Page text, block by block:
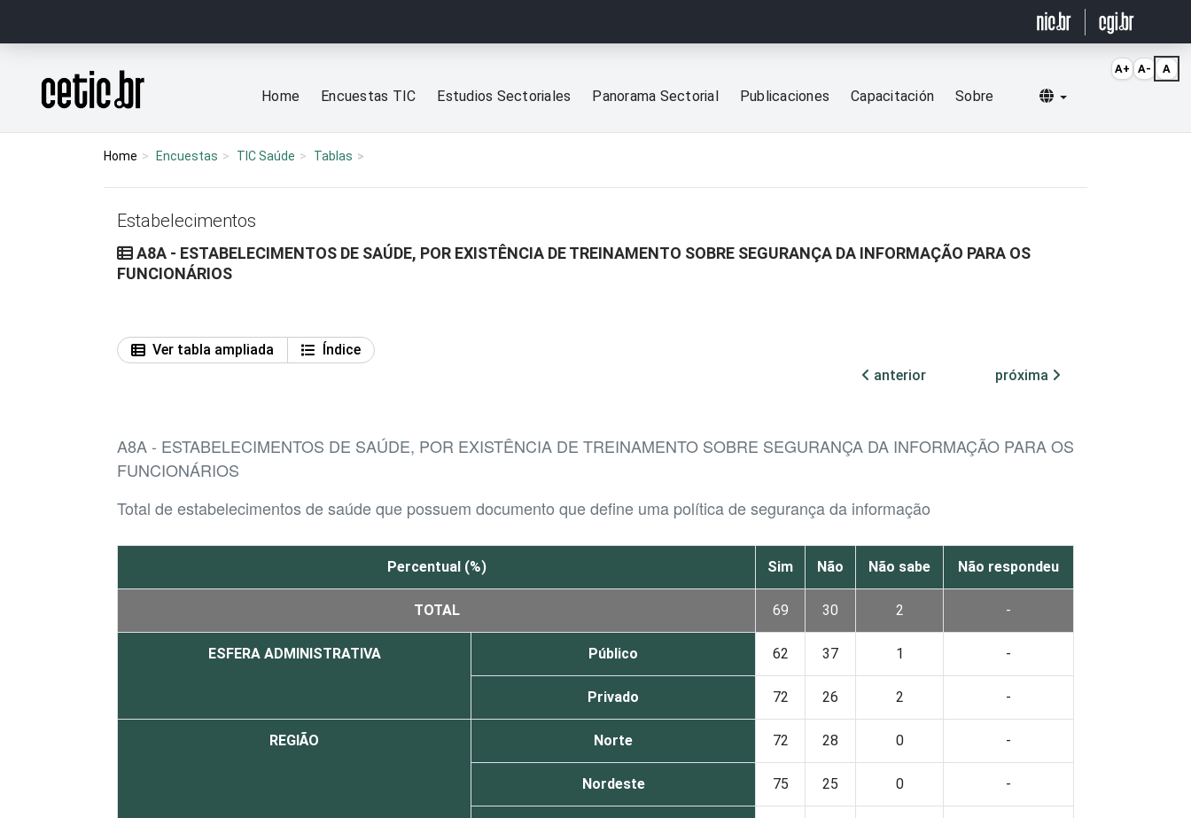
Página inicial
Home Encuestas TIC Estudios Sectoriales Panorama Sectorial Publicaciones Capacitación Sobre Selecionar idioma
Home Encuestas TIC Saúde Tablas
Estabelecimentos
A8A - ESTABELECIMENTOS DE SAÚDE, POR EXISTÊNCIA DE TREINAMENTO SOBRE SEGURANÇA DA INFORMAÇÃO PARA OS
FUNCIONÁRIOS
Ver tabla ampliada
Índice
anterior
próxima
A8A - ESTABELECIMENTOS DE SAÚDE, POR EXISTÊNCIA DE TREINAMENTO SOBRE SEGURANÇA DA INFORMAÇÃO PARA OS
FUNCIONÁRIOS
Total de estabelecimentos de saúde que possuem documento que define uma política de segurança da informação
Percentual (%) Sim Não Não sabe Não respondeu
TOTAL 69 30 2 -
ESFERA ADMINISTRATIVA Público 62 37 1 -
Privado 72 26 2 -
REGIÃO Norte 72 28 0 -
Nordeste 75 25 0 -
A+ A- A